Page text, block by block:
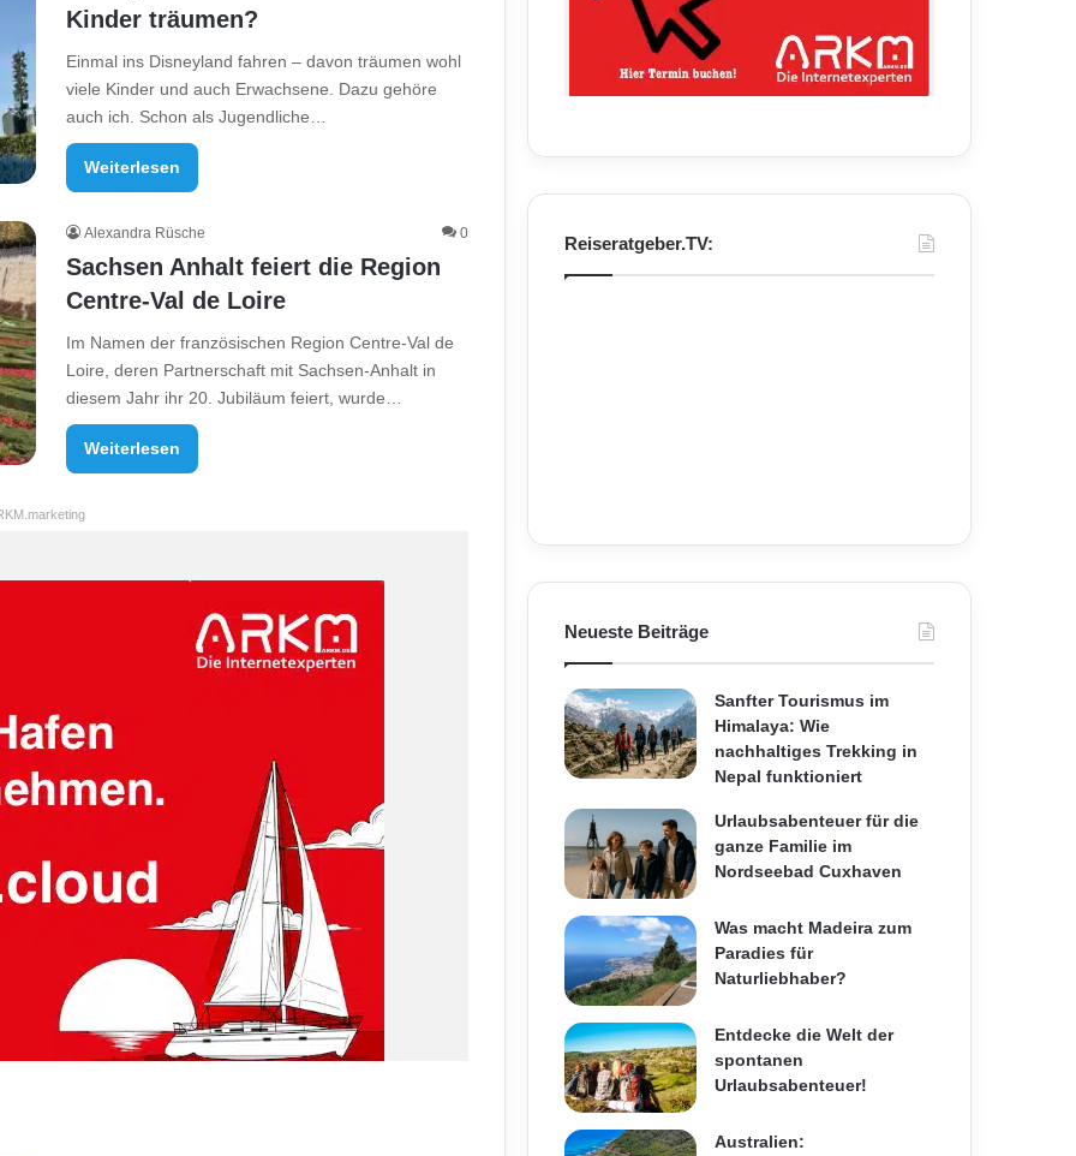
Kinder träumen?
Einmal ins Disneyland fahren – davon träumen wohl
viele Kinder und auch Erwachsene. Dazu gehöre
auch ich. Schon als Jugendliche…
Weiterlesen
Alexandra Rüsche 0
Sachsen Anhalt feiert die Region
Centre-Val de Loire
Im Namen der französischen Region Centre-Val de
Loire, deren Partnerschaft mit Sachsen-Anhalt in
diesem Jahr ihr 20. Jubiläum feiert, wurde…
Weiterlesen
Reiseratgeber.TV:
Neueste Beiträge
Sanfter Tourismus im
Himalaya: Wie
nachhaltiges Trekking in
Nepal funktioniert
Urlaubsabenteuer für die
ganze Familie im
Nordseebad Cuxhaven
Was macht Madeira zum
Paradies für
Naturliebhaber?
Entdecke die Welt der
spontanen
Urlaubsabenteuer!
Australien: